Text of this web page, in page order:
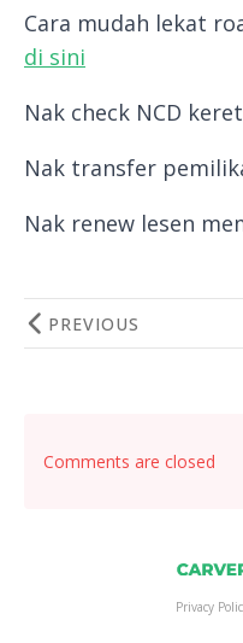
Cara mudah lekat
di sini
Nak check NCD
Nak transfer
Nak renew lesen
PREVIOUS
Comments are closed
Privacy